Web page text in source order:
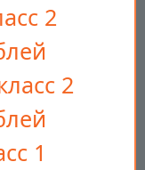
2
2
1